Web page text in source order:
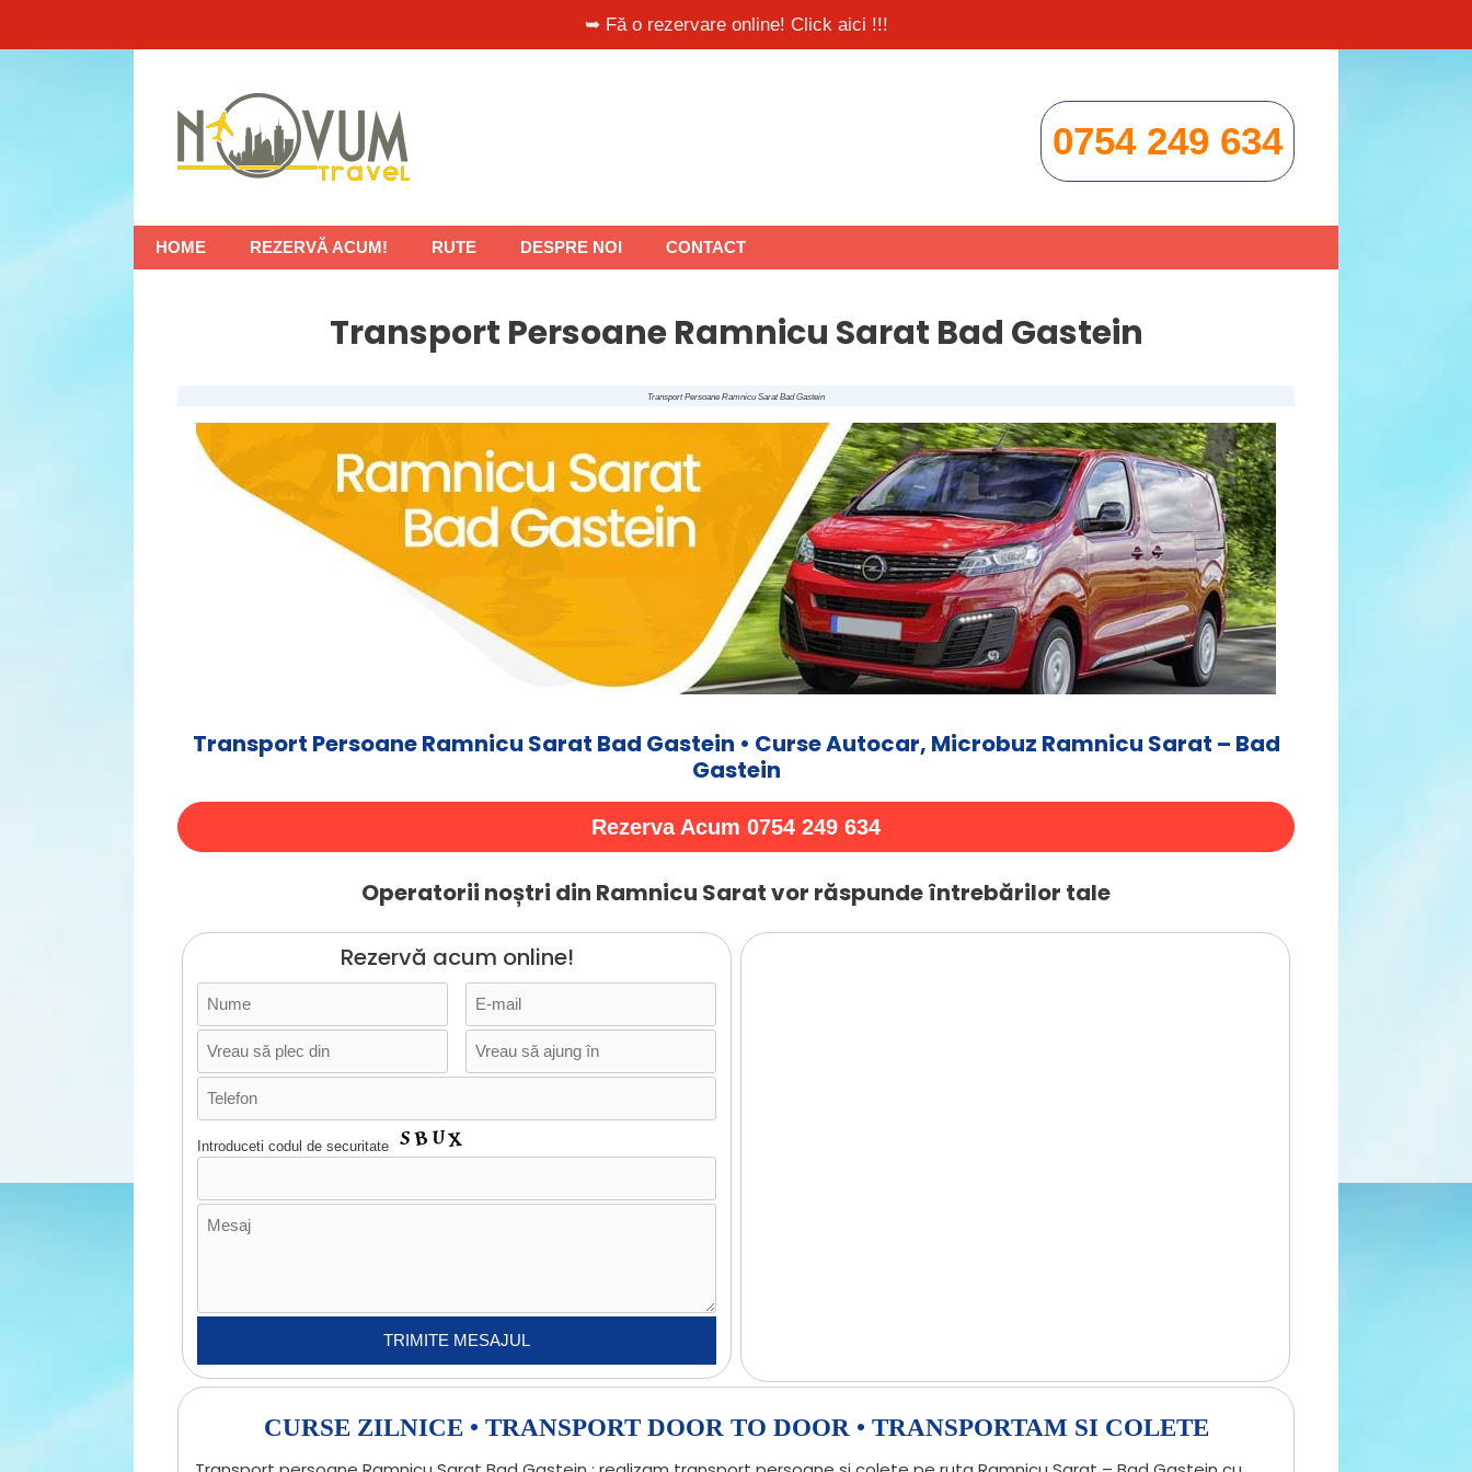
➥ Fă o rezervare online! Click aici !!!
0754 249 634
HOME REZERVĂ ACUM! RUTE DESPRE NOI CONTACT
Transport Persoane Ramnicu Sarat Bad Gastein
Transport Persoane Ramnicu Sarat Bad Gastein
Transport Persoane Ramnicu Sarat Bad Gastein • Curse Autocar, Microbuz Ramnicu Sarat – Bad
Gastein
Rezerva Acum 0754 249 634
Operatorii noștri din Ramnicu Sarat vor răspunde întrebărilor tale
Rezervă acum online!
Introduceti codul de securitate
CURSE ZILNICE • TRANSPORT DOOR TO DOOR • TRANSPORTAM SI COLETE